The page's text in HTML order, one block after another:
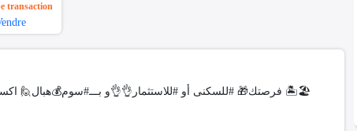
transaction
🎁#فرصتك🎁 #للسكنى أو #للاستثمار👌👌و بـــ#سوم💰هبال🙋 اكسب #عقارتحفون📣📣في منطقة راقية في #الحمامات_الجنوبية 🏝🏖